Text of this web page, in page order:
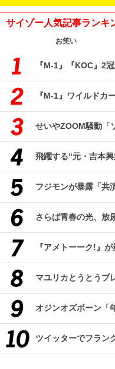
サイゾー人気記事ランキ
お笑い
『M-1』『KOC』2
『M-1』ワイルドカ
せいやZOOM騒動「
飛躍する“元・吉本
フジモンが暴露「共
さらば青春の光、放
『アメトーーク!』
マユリカとうとうブ
オジンオズボーン「
ツイッターでフラン